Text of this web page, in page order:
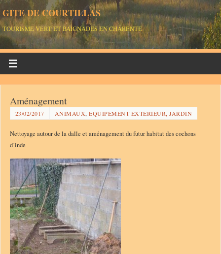
GITE DE COURTILLAS
TOURISME VERT ET BAIGNADES EN CHARENTE
Aménagement
23/02/2017 ANIMAUX,EQUIPEMENT EXTÉRIEUR, JARDIN
Nettoyage autour de la dalle et aménagement du futur habitat des cochons
d’inde